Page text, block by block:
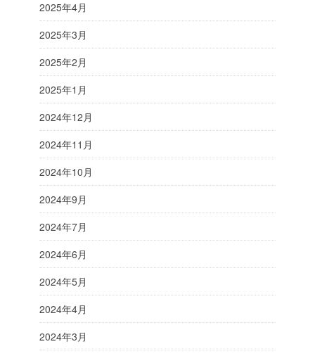
2025年4月
2025年3月
2025年2月
2025年1月
2024年12月
2024年11月
2024年10月
2024年9月
2024年7月
2024年6月
2024年5月
2024年4月
2024年3月